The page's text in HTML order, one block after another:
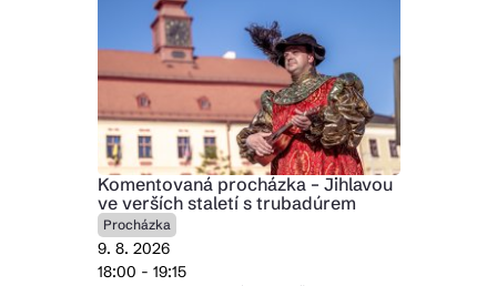
Komentovaná procházka – Jihlavou
ve verších staletí s trubadúrem
Procházka
9. 8. 2026
18:00 - 19:15